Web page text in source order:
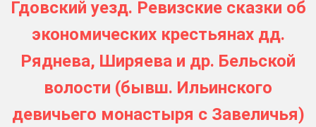
Гдовский уезд. Ревизские сказки об
экономических крестьянах дд.
Ряднева, Ширяева и др. Бельской
волости (бывш. Ильинского
девичьего монастыря с Завеличья)